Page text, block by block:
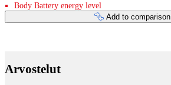
Body Battery energy level
Add to comparison
Arvostelut